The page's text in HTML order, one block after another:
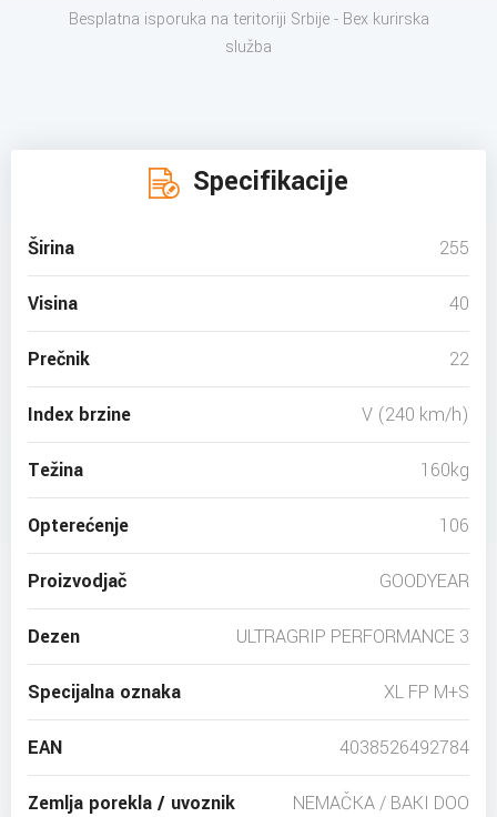
Besplatna isporuka na teritoriji Srbije - Bex kurirska
služba
Specifikacije
Širina 255
Visina 40
Prečnik 22
Index brzine V (240 km/h)
Težina 160kg
Opterećenje 106
Proizvodjač GOODYEAR
Dezen ULTRAGRIP PERFORMANCE 3
Specijalna oznaka XL FP M+S
EAN 4038526492784
Zemlja porekla / uvoznik NEMAČKA / BAKI DOO